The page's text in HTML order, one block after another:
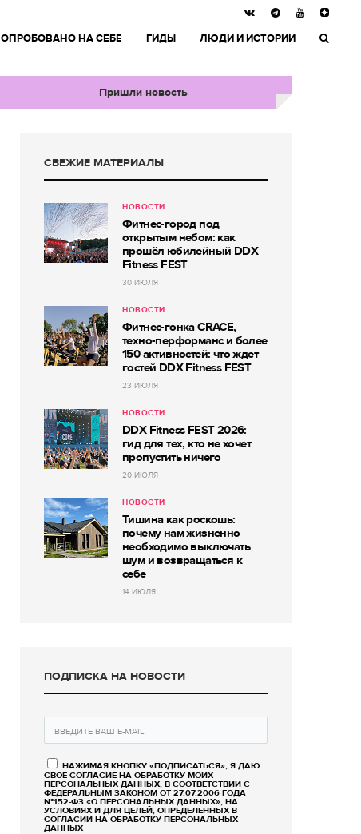
ОПРОБОВАНО НА СЕБЕ ГИДЫ ЛЮДИ И ИСТОРИИ
Пришли новость
СВЕЖИЕ МАТЕРИАЛЫ
НОВОСТИ
Фитнес-город под
открытым небом: как
прошёл юбилейный DDX
Fitness FEST
30 ИЮЛЯ
НОВОСТИ
Фитнес-гонка CRACE,
техно-перформанс и более
150 активностей: что ждет
гостей DDX Fitness FEST
23 ИЮЛЯ
НОВОСТИ
DDX Fitness FEST 2026:
гид для тех, кто не хочет
пропустить ничего
20 ИЮЛЯ
НОВОСТИ
Тишина как роскошь:
почему нам жизненно
необходимо выключать
шум и возвращаться к
себе
14 ИЮЛЯ
ПОДПИСКА НА НОВОСТИ
НАЖИМАЯ КНОПКУ «ПОДПИСАТЬСЯ», Я ДАЮ
СВОЕ СОГЛАСИЕ НА ОБРАБОТКУ МОИХ
ПЕРСОНАЛЬНЫХ ДАННЫХ, В СООТВЕТСТВИИ С
ФЕДЕРАЛЬНЫМ ЗАКОНОМ ОТ 27.07.2006 ГОДА
№152-ФЗ «О ПЕРСОНАЛЬНЫХ ДАННЫХ», НА
УСЛОВИЯХ И ДЛЯ ЦЕЛЕЙ, ОПРЕДЕЛЕННЫХ В
СОГЛАСИИ НА ОБРАБОТКУ ПЕРСОНАЛЬНЫХ
ДАННЫХ